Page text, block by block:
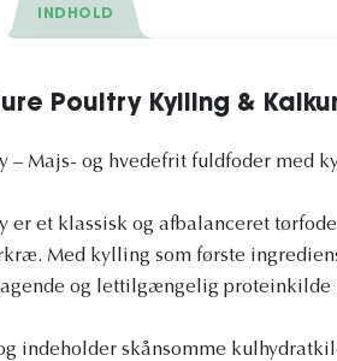
INDHOLD
Poultry Kylling &
– Majs- og hvedefrit fuldfoder med
er et klassisk og afbalanceret
Med kylling som første
og lettilgængelig proteinkilde
indeholder skånsomme